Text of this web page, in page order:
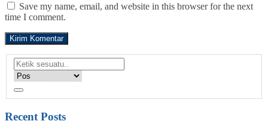
Save my name, email, and website in this browser for the next
time I comment.
Recent Posts